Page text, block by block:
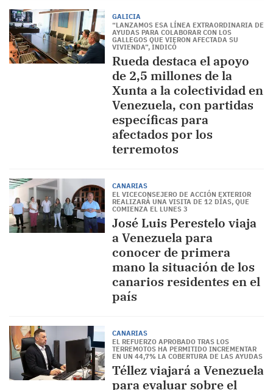
GALICIA
“LANZAMOS ESA LÍNEA EXTRAORDINARIA DE
AYUDAS PARA COLABORAR CON LOS
GALLEGOS QUE VIERON AFECTADA SU
VIVIENDA”, INDICÓ
Rueda destaca el apoyo
de 2,5 millones de la
Xunta a la colectividad en
Venezuela, con partidas
específicas para
afectados por los
terremotos
CANARIAS
EL VICECONSEJERO DE ACCIÓN EXTERIOR
REALIZARÁ UNA VISITA DE 12 DÍAS, QUE
COMIENZA EL LUNES 3
José Luis Perestelo viaja
a Venezuela para
conocer de primera
mano la situación de los
canarios residentes en el
país
CANARIAS
EL REFUERZO APROBADO TRAS LOS
TERREMOTOS HA PERMITIDO INCREMENTAR
EN UN 44,7% LA COBERTURA DE LAS AYUDAS
Téllez viajará a Venezuela
para evaluar sobre el